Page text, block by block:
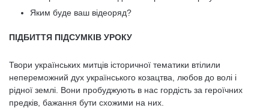
Яким буде ваш відеоряд?
ПІДБИТТЯ ПІДСУМКІВ УРОКУ
Твори українських митців історичної тематики втілили
непереможний дух українського козацтва, любов до волі і
рідної землі. Вони пробуджують в нас гордість за героїчних
предків, бажання бути схожими на них.